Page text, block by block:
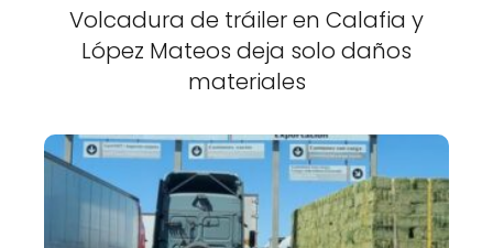
Volcadura de tráiler en Calafia y
López Mateos deja solo daños
materiales